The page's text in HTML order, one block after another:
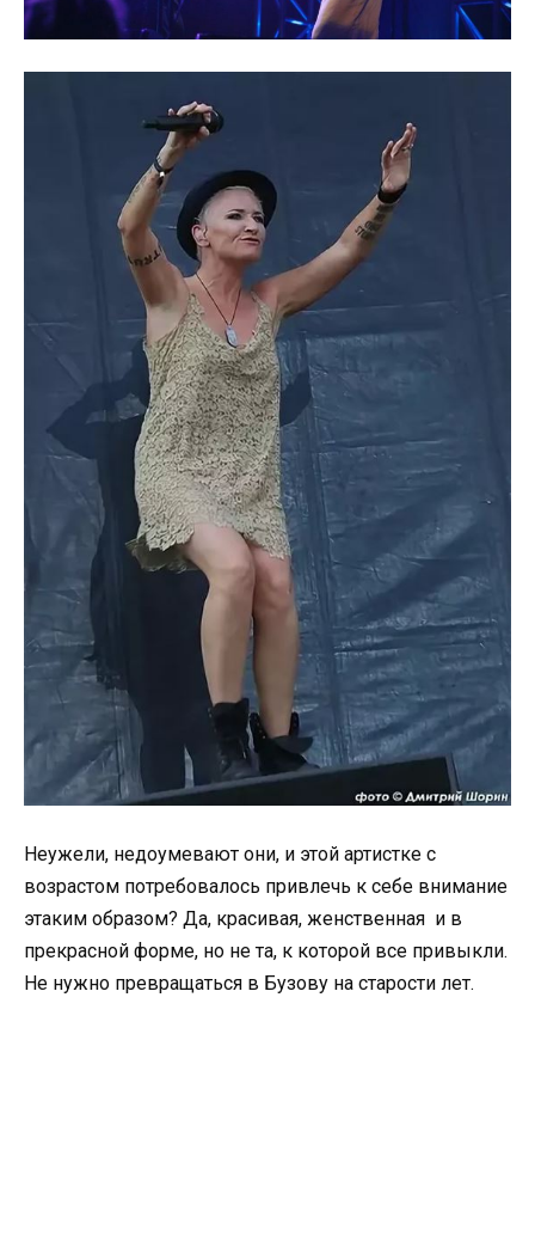
Неужели, недоумевают они, и этой артистке с
возрастом потребовалось привлечь к себе внимание
этаким образом? Да, красивая, женственная и в
прекрасной форме, но не та, к которой все привыкли.
Не нужно превращаться в Бузову на старости лет.